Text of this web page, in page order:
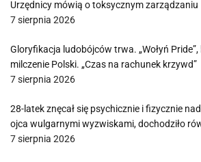
Urzędnicy mówią o toksycznym zarządzaniu
7 sierpnia 2026
Gloryfikacja ludobójców trwa. „Wołyń
milczenie Polski. „Czas na rachunek krzywd”
7 sierpnia 2026
28-latek znęcał się psychicznie i fizycznie
ojca wulgarnymi wyzwiskami, dochodziło
7 sierpnia 2026